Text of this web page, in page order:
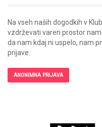
Na vseh naših dogodkih v
vzdrževati varen prostor
da nam kdaj ni uspelo, nam
prijave.
ANONIMNA PRIJAVA